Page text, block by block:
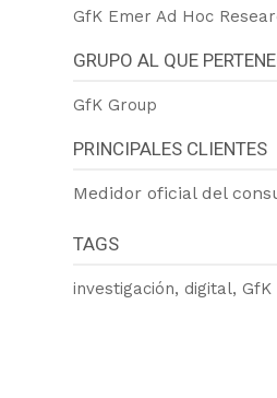
GfK Emer Ad Hoc
GRUPO AL QUE
GfK Group
PRINCIPALES CLIENTES
Medidor oficial del
TAGS
investigación, digital, GfK